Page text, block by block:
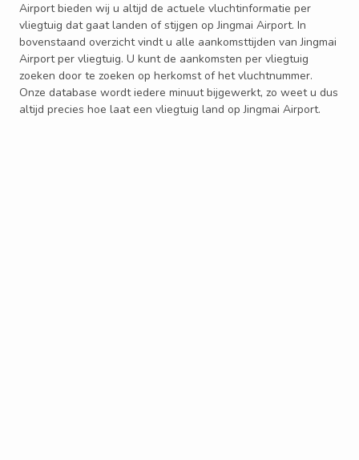
Airport bieden wij u altijd de actuele vluchtinformatie per
vliegtuig dat gaat landen of stijgen op Jingmai Airport. In
bovenstaand overzicht vindt u alle aankomsttijden van Jingmai
Airport per vliegtuig. U kunt de aankomsten per vliegtuig
zoeken door te zoeken op herkomst of het vluchtnummer.
Onze database wordt iedere minuut bijgewerkt, zo weet u dus
altijd precies hoe laat een vliegtuig land op Jingmai Airport.